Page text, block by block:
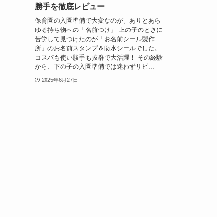
勝手を徹底レビュー
保育園の入園準備で大変なのが、ありとあら
ゆる持ち物への「名前つけ」 上の子のときに
苦労して見つけたのが「お名前シール製作
所」のお名前スタンプ＆防水シールでした。
コスパも使い勝手も抜群で大活躍！ その経験
から、下の子の入園準備では迷わずリピ...
2025年6月27日